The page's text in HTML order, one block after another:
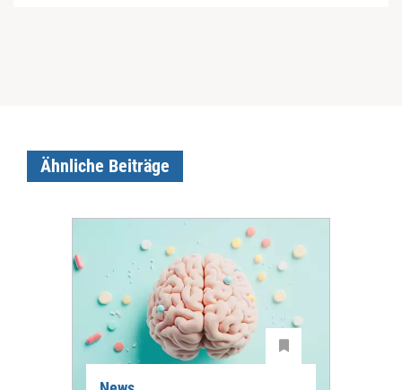
Ähnliche Beiträge